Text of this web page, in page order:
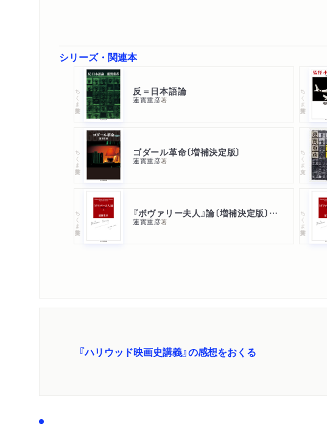
シリーズ・関連本
ちくま学芸文庫 反＝日本語論
蓮實重彦著 ちくま学芸文庫
ちくま学芸文庫 ゴダール革命〔増補決定版〕
蓮實重彦著 ちくま文庫
ちくま学芸文庫 『ボヴァリー夫人』論〔増補決定版〕 上
蓮實重彦著 ちくま学芸文庫
『ハリウッド映画史講義』の感想をおくる